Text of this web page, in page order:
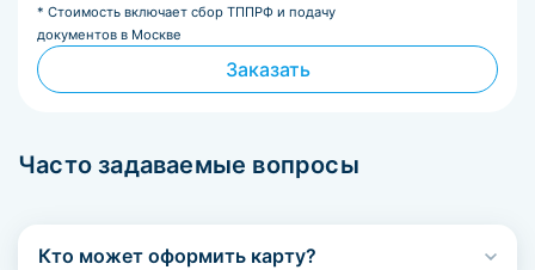
* Стоимость включает сбор ТППРФ и подачу
документов в Москве
Заказать
Часто задаваемые вопросы
Кто может оформить карту?